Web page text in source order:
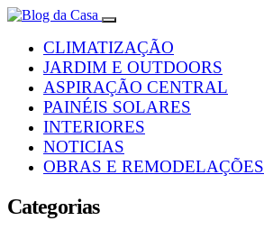
CLIMATIZAÇÃO
JARDIM E OUTDOORS
ASPIRAÇÃO CENTRAL
PAINÉIS SOLARES
INTERIORES
NOTICIAS
OBRAS E REMODELAÇÕES
Categorias